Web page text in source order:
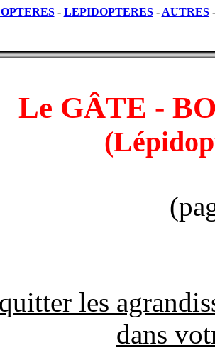
- LEPIDOPTERES- AUTRES-
Le GÂTE -
les
dans